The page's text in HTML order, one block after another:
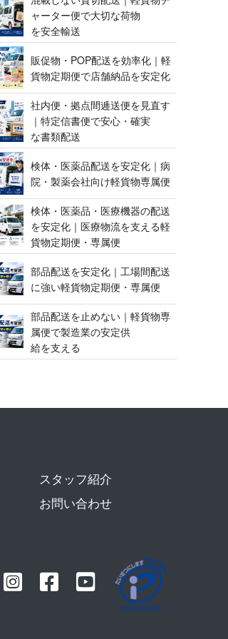
ャーター便で大切な荷物
を 安 全 輸 送
販促物・POP配送を効率化｜軽
貨物定期便で店舗納品 を 安 定 化
社内便・拠点間逓送便を見直す
｜特定信書便で安心・確実
な 書 類 配 送
検体・医薬品配送を安定化｜病
院・製薬会社向け軽貨 物 専 属 便
検体・医薬品・医療機器の配送
を安定化｜医療物流を支える軽
貨物定期便 ・ 専 属 便
部品配送を安定化｜工場間配送
に強い軽貨物定期便 ・ 専 属 便
部品配送を止めない｜軽貨物専
属便で製造業の安定供
給 を 支 え る
スタッフ紹介
お問い合わせ